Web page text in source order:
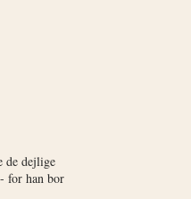
de dejlige
for han bor